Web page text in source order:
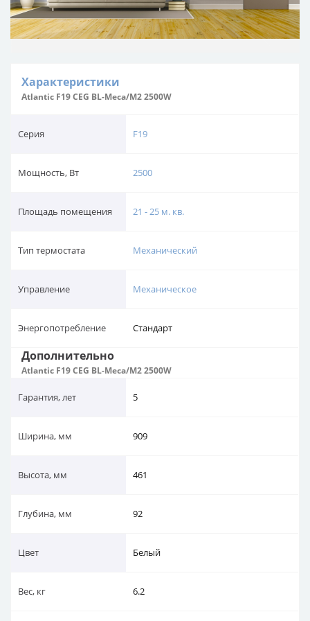
Характеристики
Atlantic F19 CEG BL-Meca/M2 2500W
Серия F19
Мощность, Вт 2500
Площадь помещения 21 - 25 м. кв.
Тип термостата Механический
Управление Механическое
Энергопотребление Стандарт
Дополнительно
Atlantic F19 CEG BL-Meca/M2 2500W
Гарантия, лет 5
Ширина, мм 909
Высота, мм 461
Глубина, мм 92
Цвет Белый
Вес, кг 6.2